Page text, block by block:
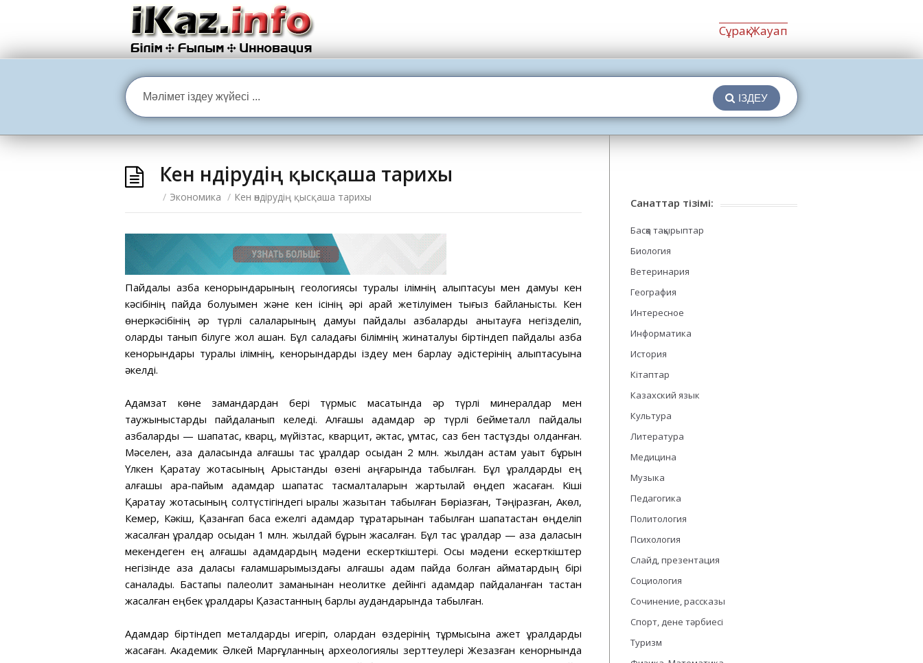
Сұрақ-Жауап
ІЗДЕУ
Кен өндірудің қысқаша тарихы
/ Экономика / Кен өндірудің қысқаша тарихы
Пайдалы қазба кенорындарының геологиясы туралы ілімнің қалыптасуы мен дамуы кен
кәсібінің пайда болуымен және кен ісінің әрі қарай жетілуімен тығыз байланысты. Кен
өнеркәсібінің әр түрлі салаларының дамуы пайдалы қазбаларды анықтауға негізделіп,
оларды танып білуге жол ашқан. Бұл саладағы білімнің жинақталуы біртіндеп пайдалы қазба
кенорындары туралы ілімнің, кенорындарды іздеу мен барлау әдістерінің қалыптасуына
әкелді.
Адамзат көне замандардан бері түрмыс мақсатында әр түрлі минералдар мен
таужыныстарды пайдаланып келеді. Алғашқы адамдар әр түрлі бейметалл пайдалы
қазбаларды — шақпақтас, кварц, мүйізтас, кварцит, әктас, құмтас, саз бен тастұзды қолданған.
Мәселен, қазақ даласында алғашқы тас құралдар осыдан 2 млн. жылдан астам уақыт бұрын
Үлкен Қаратау жотасының Арыстанды өзені аңғарында табылған. Бұл құралдарды ең
алғашқы қара-пайым адамдар шақпақтас тасмалталарын жартылай өңдеп жасаған. Кіші
Қаратау жотасының солтүстігіндегі қырқалы жазықтан табылған Бөріқазған, Тәңірқазған, Ақкөл,
Кемер, Кәкіш, Қазанғап басқа ежелгі адамдар тұрақтарынан табылған шақпақтастан өңделіп
жасалған құралдар осыдан 1 млн. жылдай бұрын жасалған. Бұл тас құралдар — қазақ даласын
мекендеген ең алғашқы адамдардың мәдени ескерткіштері. Осы мәдени ескерткіштер
негізінде қазақ даласы ғаламшарымыздағы алғашқы адам пайда болған аймақтардың бірі
саналады. Бастапқы палеолит заманынан неолитке дейінгі адамдар пайдаланған тастан
жасалған еңбек құралдары Қазақстанның барлық аудандарында табылған.
Адамдар біртіндеп металдарды игеріп, олардан өздерінің тұрмысына қажет құралдарды
жасаған. Академик Әлкей Марғұланның археологиялық зерттеулері Жезқазған кенорнында
Санаттар тізімі:
Басқа тақырыптар
Биология
Ветеринария
География
Интересное
Информатика
История
Кітаптар
Казахский язык
Культура
Литература
Медицина
Музыка
Педагогика
Политология
Психология
Слайд, презентация
Социология
Сочинение, рассказы
Спорт, дене тәрбиесі
Туризм